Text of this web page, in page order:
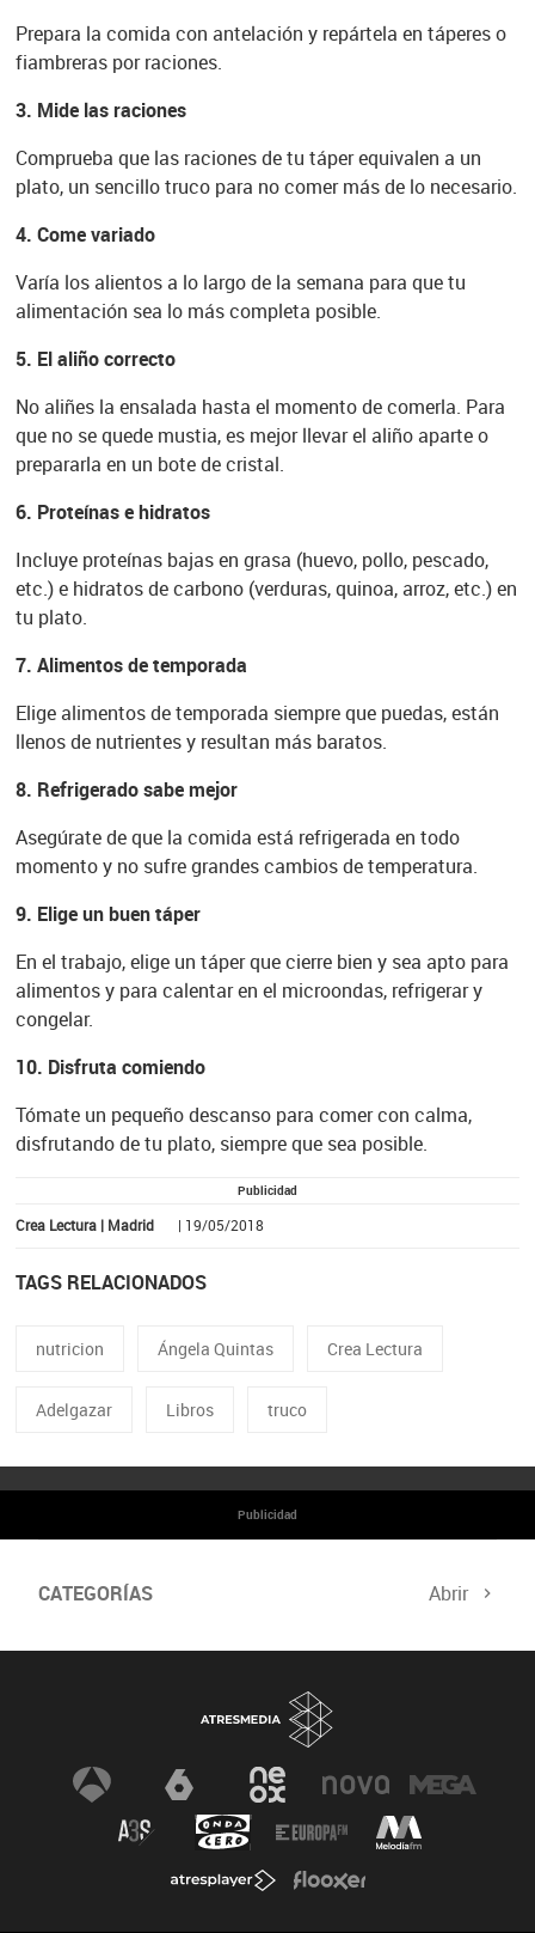
Prepara la comida con antelación y repártela en táperes o
fiambreras por raciones.
3. Mide las raciones
Comprueba que las raciones de tu táper equivalen a un
plato, un sencillo truco para no comer más de lo necesario.
4. Come variado
Varía los alientos a lo largo de la semana para que tu
alimentación sea lo más completa posible.
5. El aliño correcto
No aliñes la ensalada hasta el momento de comerla. Para
que no se quede mustia, es mejor llevar el aliño aparte o
prepararla en un bote de cristal.
6. Proteínas e hidratos
Incluye proteínas bajas en grasa (huevo, pollo, pescado,
etc.) e hidratos de carbono (verduras, quinoa, arroz, etc.) en
tu plato.
7. Alimentos de temporada
Elige alimentos de temporada siempre que puedas, están
llenos de nutrientes y resultan más baratos.
8. Refrigerado sabe mejor
Asegúrate de que la comida está refrigerada en todo
momento y no sufre grandes cambios de temperatura.
9. Elige un buen táper
En el trabajo, elige un táper que cierre bien y sea apto para
alimentos y para calentar en el microondas, refrigerar y
congelar.
10. Disfruta comiendo
Tómate un pequeño descanso para comer con calma,
disfrutando de tu plato, siempre que sea posible.
Publicidad
Crea Lectura | Madrid | 19/05/2018
TAGS RELACIONADOS
nutricion Ángela Quintas Crea Lectura
Adelgazar Libros truco
Publicidad
CATEGORÍAS Abrir